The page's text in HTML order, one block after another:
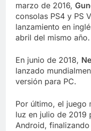
marzo de 2016,
consolas PS4 y PS
lanzamiento en
abril del mismo año.
En junio de 2018,
lanzado
versión para PC.
Por último, el juego
luz en julio de 2019
Android,